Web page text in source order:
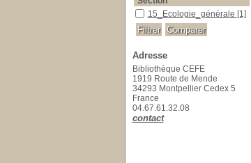
15_Ecologie_générale
15_Ecologie_générale [1]
Adresse
Bibliothèque CEFE
1919 Route de Mende
34293 Montpellier Cedex 5
France
04.67.61.32.08
contact